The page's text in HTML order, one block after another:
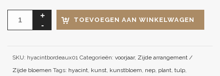
TOEVOEGEN AAN WINKELWAGEN
SKU: hyacintbordeaux01 Categorieën: voorjaar, Zijde arrangement /
Zijde bloemen Tags: hyacint, kunst, kunstbloem, nep, plant, tulp,